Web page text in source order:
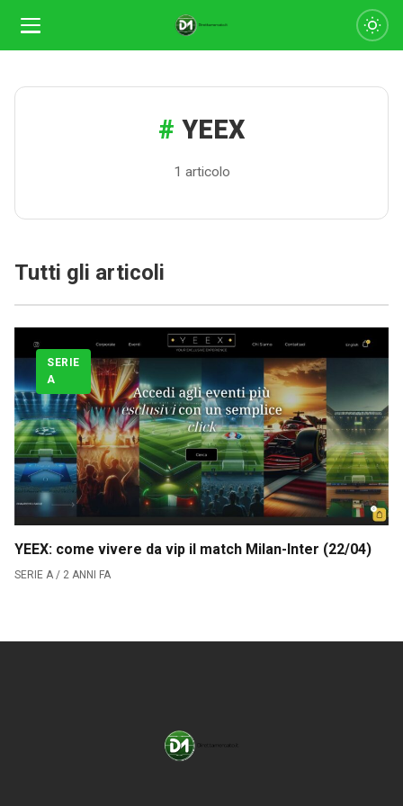
CLASSIFICA
Serie B
CLASSIFICA SERIE B
Contatti
Collabora con noi
YEEX
1 articolo
Tutti gli articoli
SERIE
A
YEEX: come vivere da vip il match Milan-Inter (22/04)
SERIE A / 2 ANNI FA